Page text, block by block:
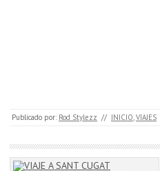
Publicado por: Rod Stylezz // INICIO,VIAJES